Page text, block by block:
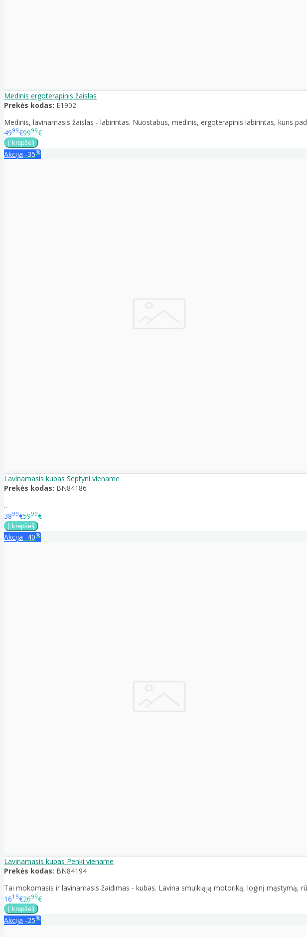
Medinis ergoterapinis žaislas
Prekės kodas: E1902
Medinis, lavinamasis žaislas - labirintas. Nuostabus, medinis, ergoterapinis labirintas, kuris
4999€9999€
Akcija -35%
Lavinamasis kubas Septyni viename
Prekės kodas: BN84186
..
3899€5999€
Akcija -40%
Lavinamasis kubas Penki viename
Prekės kodas: BN84194
Tai mokomasis ir lavinamasis žaidimas - kubas. Lavina smulkiąją motoriką, loginį mąstymą,
1619€2699€
Akcija -25%